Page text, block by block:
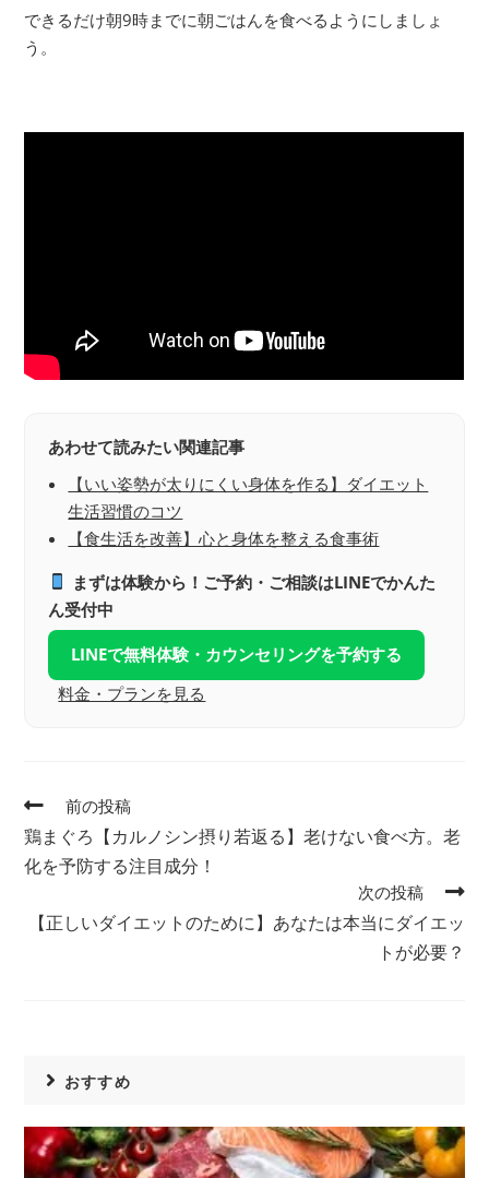
できるだけ朝9時までに朝ごはんを食べるようにしましょ
う。
あわせて読みたい関連記事
【いい姿勢が太りにくい身体を作る】ダイエット
生活習慣のコツ
【食生活を改善】心と身体を整える食事術
まずは体験から！ご予約・ご相談はLINEでかんた
ん受付中
LINEで無料体験・カウンセリングを予約する
料金・プランを見る
前の投稿
鶏まぐろ【カルノシン摂り若返る】老けない食べ方。老
化を予防する注目成分！
次の投稿
【正しいダイエットのために】あなたは本当にダイエッ
トが必要？
おすすめ